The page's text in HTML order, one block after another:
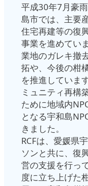
平成30年7月豪
島市では、主要
住宅再建等の復
事業を進めてい
業地のガレキ撤
拓や、今後の柑
を推進していま
ミュニティ再構
ために地域内
となる宇和島
きました。
RCFは、愛媛県
ソンと共に、復
営の支援を行っ
度に立ち上げた